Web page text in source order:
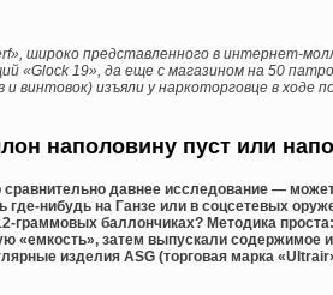
широко представленного в интернет-
«Glock 19», да еще с магазином на 50
винтовок) изъяли у наркоторговце в ходе
наполовину пуст или
сравнительно давнее исследование —
где-нибудь на Ганзе или в соцсетевых
граммовых баллончиках? Методика
«емкость», затем выпускали содержимое
изделия ASG (торговая марка